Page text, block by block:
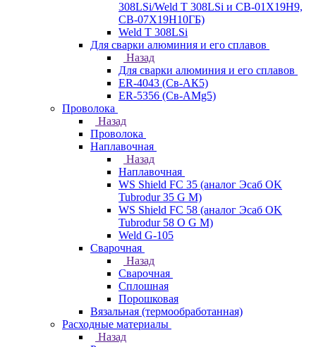
308LSi/Weld T 308LSi и СВ-01Х19Н9,
СВ-07Х19Н10ГБ)
Weld T 308LSi
Для сварки алюминия и его сплавов
Назад
Для сварки алюминия и его сплавов
ER-4043 (Св-АК5)
ER-5356 (Св-АМg5)
Проволока
Назад
Проволока
Наплавочная
Назад
Наплавочная
WS Shield FC 35 (аналог Эсаб OK
Tubrodur 35 G M)
WS Shield FC 58 (аналог Эсаб OK
Tubrodur 58 O G M)
Weld G-105
Сварочная
Назад
Сварочная
Сплошная
Порошковая
Вязальная (термообработанная)
Расходные материалы
Назад